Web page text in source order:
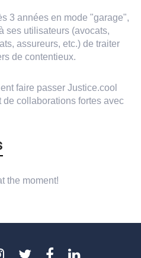
3 années en mode "garage",
ses utilisateurs (avocats,
assureurs, etc.) de traiter
de contentieux.
faire passer Justice.cool
collaborations fortes avec
the moment!